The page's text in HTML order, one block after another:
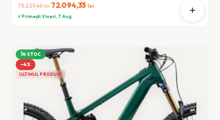
75.229,46lei Prețul
inițial
75.229,46 lei.
72.094,35 leiPrețul
⚡ Primești Vineri, 7 Aug
ÎN STOC
−4%
ULTIMUL PRODUS!